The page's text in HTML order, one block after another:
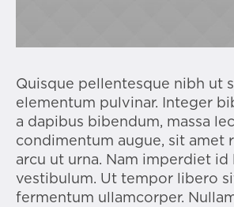
Quisque pellentesque nibh ut
elementum pulvinar. Integer
a dapibus bibendum, massa
condimentum augue, sit amet
arcu ut urna. Nam imperdiet id
vestibulum. Ut tempor libero
fermentum ullamcorper.